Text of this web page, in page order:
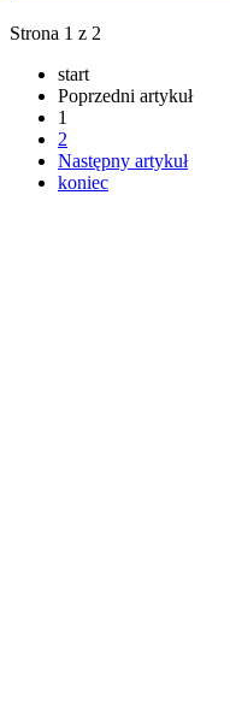
Strona 1 z 2
start
Poprzedni artykuł
1
2
Następny artykuł
koniec